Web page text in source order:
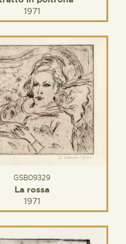
1971
GSB09329
La rossa
1971